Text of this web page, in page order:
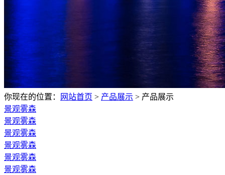
你现在的位置： 网站首页 > 产品展示 > 产品展示
景观雾森
景观雾森
景观雾森
景观雾森
景观雾森
景观雾森